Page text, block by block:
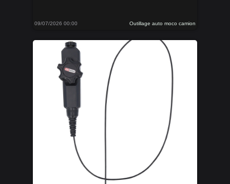
09/07/2026 00:00 Outillage auto moco camion